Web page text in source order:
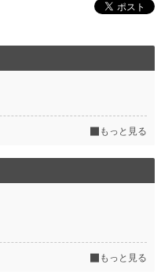
もっと見る
もっと見る